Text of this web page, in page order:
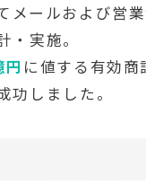
メールおよび営
・実施。
に値する有効商
功しました。